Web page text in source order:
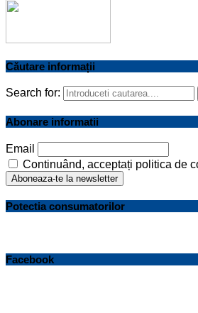
Căutare informații
Search for:
Abonare informatii
Email
Continuând, acceptați politica de
Potectia consumatorilor
Facebook